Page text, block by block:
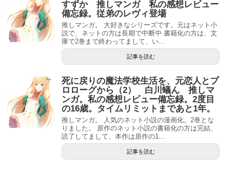
すずか 推しマンガ 私の感想レビュー
備忘録。従弟のレヴィ登場
推しマンガ。 大好きなシリーズです。元はネット小
説で、ネットの方は長期で中断中 書籍化の方は、文
庫で2巻まで終わってまして、い...
記事を読む
死に戻りの魔法学校生活を、元恋人とプ
ロローグから（2） 白川蟻ん 推しマ
ンガ。私の感想レビュー備忘録。2度目
の16歳。タイムリミットまであと1年。
推しマンガ。 人気のネット小説の漫画化。2巻とな
りました。 原作のネット小説の書籍化の方は完結、
読了してまして、本作は原作の1...
記事を読む